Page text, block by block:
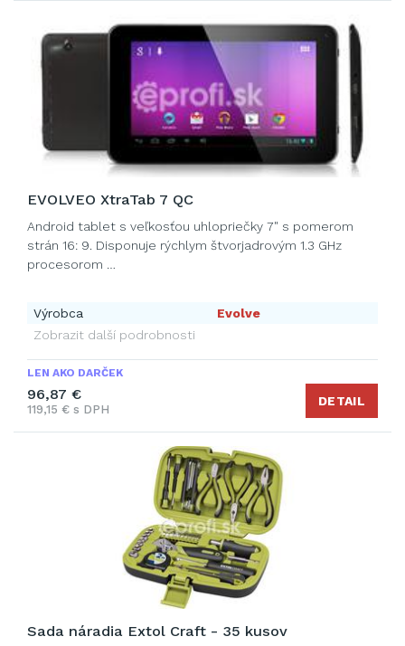
EVOLVEO XtraTab 7 QC
Android tablet s veľkosťou uhlopriečky 7" s pomerom
strán 16: 9. Disponuje rýchlym štvorjadrovým 1.3 GHz
procesorom …
Výrobca
Evolve
Zobrazit další podrobnosti
LEN AKO DARČEK
96,87 €
119,15 € s DPH
DETAIL
Sada náradia Extol Craft - 35 kusov